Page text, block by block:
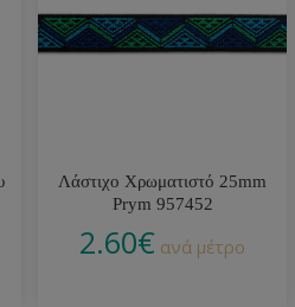
Λάστιχο Χρωματιστό 25mm
Prym 957452
2.60€ ανά μέτρο